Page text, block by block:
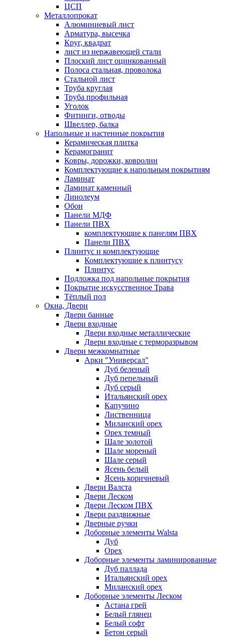
ЦСП
Металлопрокат
Алюминиевый лист
Арматура, высечка
Круг, квадрат
лист из нержавеющей стали
Плоский лист оцинкованный
Полоса стальная, проволока
Стальной лист
Труба круглая
Труба профильная
Уголок
Фитинги, отводы
Швеллер, балка
Напольные и настенные покрытия
Керамическая плитка
Керамогранит
Ковры, дорожки, ковролин
Комплектующие к напольным покрытиям
Ламинат
Ламинат каменный
Линолеум
Обои
Панели МДФ
Панели ПВХ
комплектующие к панелям ПВХ
Панели ПВХ
Плинтус и комплектующие
Комплектующие к плинтусу
Плинтус
Подложка под напольные покрытия
Покрытие искусственное Трава
Тёплый пол
Окна, Двери
Двери банные
Двери входные
Двери входные металлические
Двери входные с терморазрывом
Двери межкомнатные
Арки "Универсал"
Дуб беленый
Дуб пепельный
Дуб серый
Итальянский орех
Капучино
Лиственница
Миланский орех
Орех темный
Шале золотой
Шале мореный
Шале серый
Ясень белый
Ясень коричневый
Двери Валста
Двери Леском
Двери Леском ПВХ
Двери раздвижные
Дверные ручки
Доборные элементы Walsta
Дуб
Орех
Доборные элементы ламинированные
Дуб паллада
Итальянский орех
Миланский орех
Доборные элементы Леском
Астана грей
Белый глянец
Белый софт
Бетон серый